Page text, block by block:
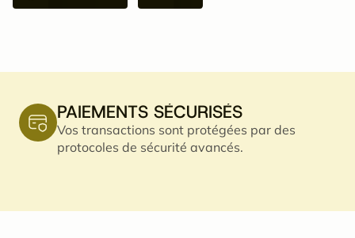
PAIEMENTS SÉCURISÉS
Vos transactions sont protégées par des
protocoles de sécurité avancés.